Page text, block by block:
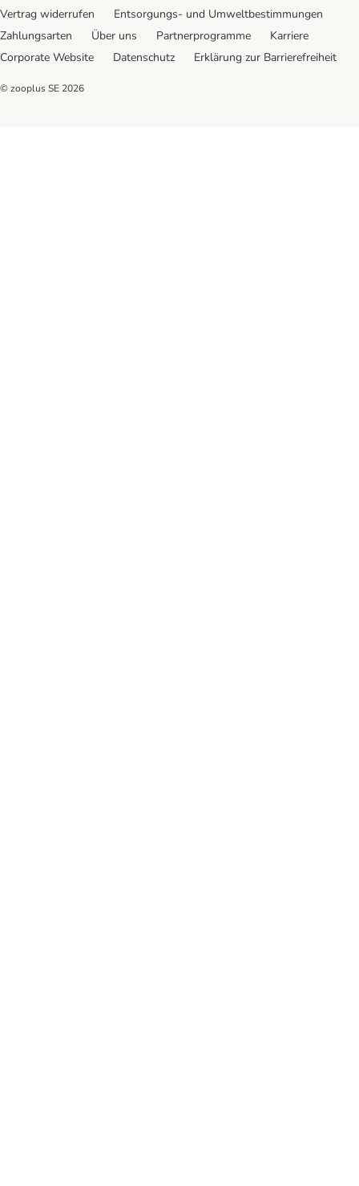
Vertrag widerrufen
Entsorgungs- und Umweltbestimmungen
Zahlungsarten
Über uns Partnerprogramme
Karriere
Corporate Website
Datenschutz Erklärung zur Barrierefreiheit
© zooplus SE 2026